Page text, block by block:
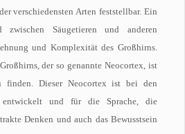
verschiedensten Arten feststellbar. Ein
zwischen Säugetieren und anderen
und Komplexität des Großhirns.
der so genannte Neocortex, ist
finden. Dieser Neocortex ist bei den
entwickelt und für die Sprache, die
Denken und auch das Bewusstsein